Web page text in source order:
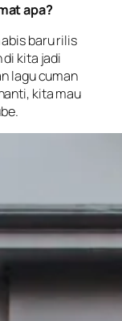
apa?
baru rilis
kita jadi
lagu cuman
kita mau